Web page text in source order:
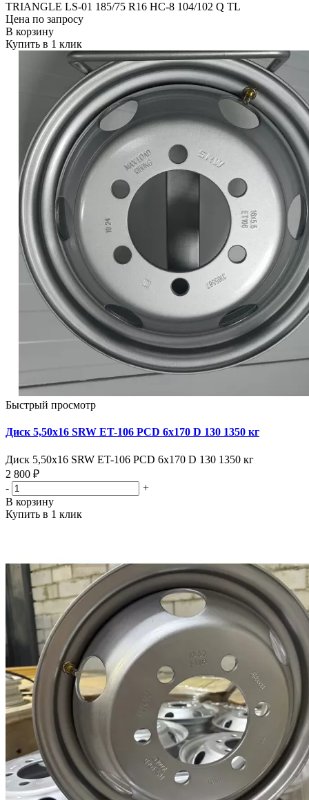
TRIANGLE LS-01 185/75 R16 НС-8 104/102 Q TL
Цена по запросу
В корзину
Купить в 1 клик
Быстрый просмотр
Диск 5,50х16 SRW ET-106 PCD 6x170 D 130 1350 кг
Диск 5,50х16 SRW ET-106 PCD 6x170 D 130 1350 кг
2 800 ₽
-
+
В корзину
Купить в 1 клик